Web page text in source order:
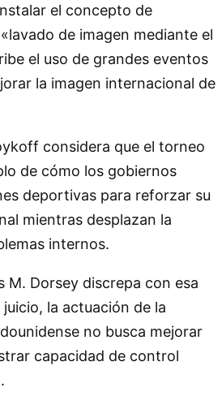
el concepto de
de imagen mediante el
el uso de grandes eventos
la imagen internacional de
considera que el torneo
de cómo los gobiernos
deportivas para reforzar su
mientras desplazan la
internos.
M. Dorsey discrepa con esa
la actuación de la
no busca mejorar
capacidad de control